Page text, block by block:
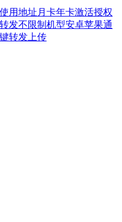
用地址月卡年卡激活授权
发不限制机型安卓苹果通
转发上传